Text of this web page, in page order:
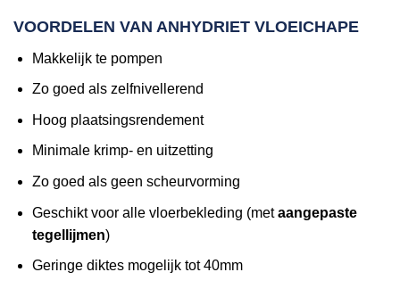
VOORDELEN VAN ANHYDRIET VLOEICHAPE
Makkelijk te pompen
Zo goed als zelfnivellerend
Hoog plaatsingsrendement
Minimale krimp- en uitzetting
Zo goed als geen scheurvorming
Geschikt voor alle vloerbekleding (metaangepaste
tegellijmen)
Geringe diktes mogelijk tot 40mm